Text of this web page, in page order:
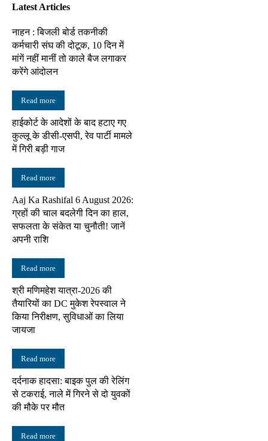
Latest Articles
नाहन : बिजली बोर्ड तकनीकी
कर्मचारी संघ की दोटूक, 10 दिन में
मांगें नहीं मानीं तो काले बैज लगाकर
करेंगे आंदोलन
Read more
हाईकोर्ट के आदेशों के बाद हटाए गए
कुल्लू के डीसी-एसपी, रेव पार्टी मामले
में गिरी बड़ी गाज
Read more
Aaj Ka Rashifal 6 August 2026:
ग्रहों की चाल बदलेगी दिन का हाल,
सफलता के संकेत या चुनौती! जानें
अपनी राशि
Read more
श्री मणिमहेश यात्रा-2026 की
तैयारियों का DC मुकेश रेपस्वाल ने
किया निरीक्षण, सुविधाओं का लिया
जायजा
Read more
दर्दनाक हादसा: बाइक पुल की रेलिंग
से टकराई, नाले में गिरने से दो युवकों
की मौके पर मौत
Read more